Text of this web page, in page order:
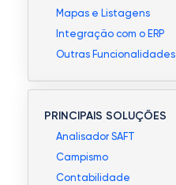
Mapas e Listagens
Integração com o ERP
Outras Funcionalidades
PRINCIPAIS SOLUÇÕES
Analisador SAFT
Campismo
Contabilidade